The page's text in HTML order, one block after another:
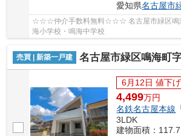
愛知県名古屋市
☆☆☆仲介手数料無料☆☆☆ 名古屋市緑区鳴
海小学校・鳴海中学校
売買 | 新築一戸建 名古屋市緑区鳴海町字文木54-2【仲介手数料無
6月12日 値下げ
4,499万円
名鉄名古屋本線
3LDK
建物面積：